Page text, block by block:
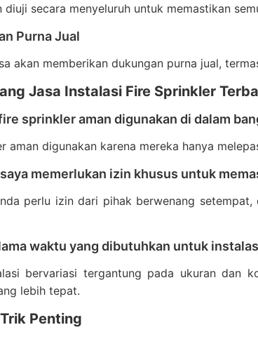
diuji secara menyeluruh untuk memastikan
Purna Jual
akan memberikan dukungan purna jual,
Jasa Instalasi Fire Sprinkler
sprinkler aman digunakan di dalam
aman digunakan karena mereka hanya
memerlukan izin khusus untuk
perlu izin dari pihak berwenang
waktu yang dibutuhkan untuk
bervariasi tergantung pada ukuran dan
lebih tepat.
Penting